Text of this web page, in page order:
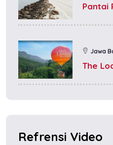
Pantai
Jawa
The
Refrensi Video